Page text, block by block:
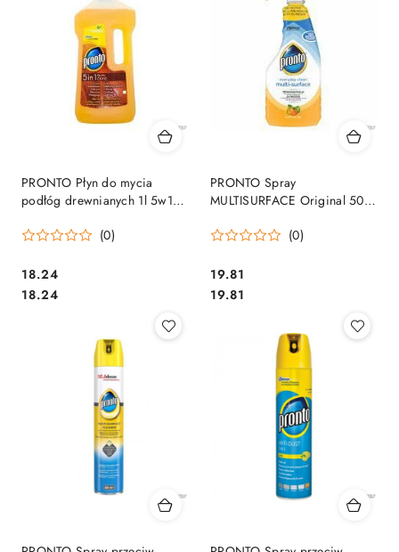
PRONTO Płyn do mycia
podłóg drewnianych 1l 5w1
(0)
Cena:
18.24
Cena:
18.24
PRONTO Spray
MULTISURFACE Original 500
(0)
Cena:
19.81
Cena:
19.81